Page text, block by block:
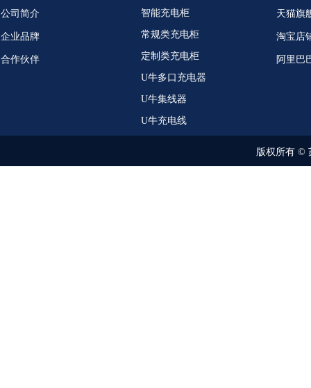
公司简介
企业品牌
合作伙伴
智能充电柜
常规类充电柜
定制类充电柜
U牛多口充电器
U牛集线器
U牛充电线
版权所有 ©
天猫旗
淘宝店
阿里巴